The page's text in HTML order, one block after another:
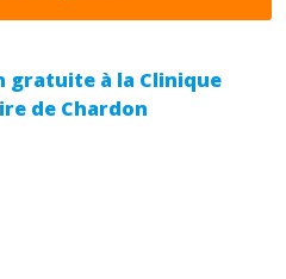
gratuite à la Clinique
de Chardon